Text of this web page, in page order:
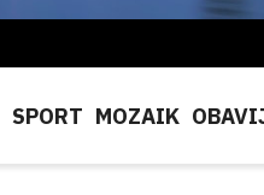
SPORT MOZAIK